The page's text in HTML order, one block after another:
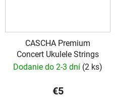
CASCHA Premium
Concert Ukulele Strings
Dodanie do 2-3 dní (2 ks)
€5